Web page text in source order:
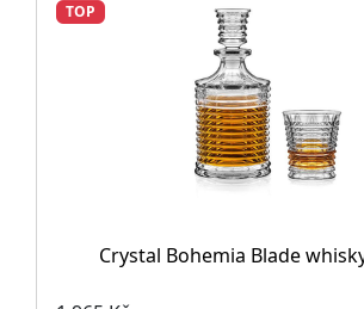
TOP
Crystal Bohemia Blade